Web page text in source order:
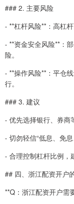
### 2. 主要风险
- **杠杆风险**：高杠
- **资金安全风险**：
险。
- **操作风险**：平仓
行。
### 3. 建议
- 优先选择银行、券商
- 切勿轻信“低息、免
- 合理控制杠杆比例，
## 四、浙江配资开户
**Q：浙江配资开户需